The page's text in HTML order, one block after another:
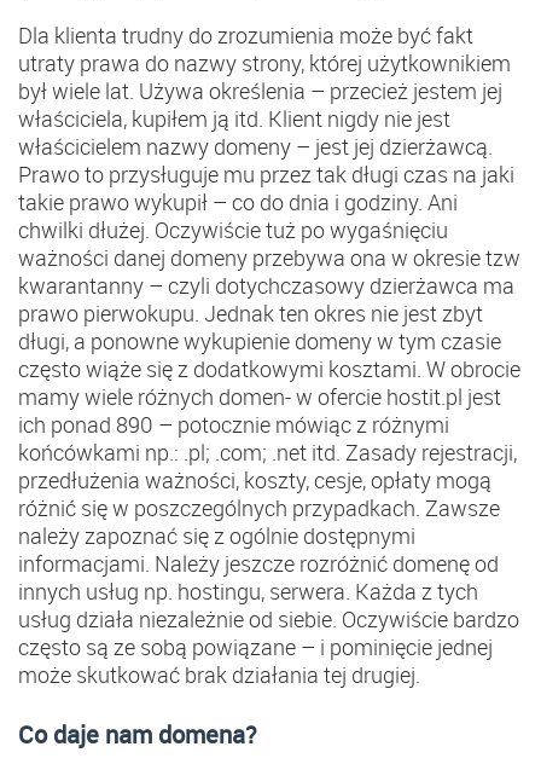
Dla klienta trudny do zrozumienia może być fakt
utraty prawa do nazwy strony, której użytkownikiem
był wiele lat. Używa określenia – przecież jestem jej
właściciela, kupiłem ją itd. Klient nigdy nie jest
właścicielem nazwy domeny – jest jej dzierżawcą.
Prawo to przysługuje mu przez tak długi czas na jaki
takie prawo wykupił – co do dnia i godziny. Ani
chwilki dłużej. Oczywiście tuż po wygaśnięciu
ważności danej domeny przebywa ona w okresie tzw
kwarantanny – czyli dotychczasowy dzierżawca ma
prawo pierwokupu. Jednak ten okres nie jest zbyt
długi, a ponowne wykupienie domeny w tym czasie
często wiąże się z dodatkowymi kosztami. W obrocie
mamy wiele różnych domen- w ofercie hostit.pl jest
ich ponad 890 – potocznie mówiąc z różnymi
końcówkami np.: .pl; .com; .net itd. Zasady rejestracji,
przedłużenia ważności, koszty, cesje, opłaty mogą
różnić się w poszczególnych przypadkach. Zawsze
należy zapoznać się z ogólnie dostępnymi
informacjami. Należy jeszcze rozróżnić domenę od
innych usług np. hostingu, serwera. Każda z tych
usług działa niezależnie od siebie. Oczywiście bardzo
często są ze sobą powiązane – i pominięcie jednej
może skutkować brak działania tej drugiej.
Co daje nam domena?